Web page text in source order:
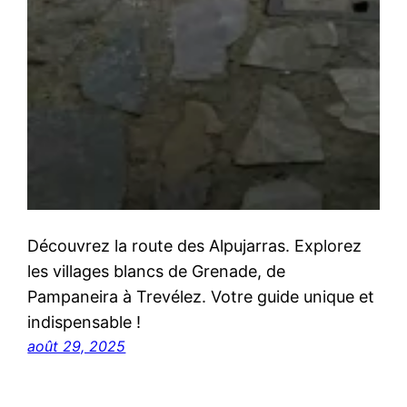
Découvrez la route des Alpujarras. Explorez
les villages blancs de Grenade, de
Pampaneira à Trevélez. Votre guide unique et
indispensable !
août 29, 2025